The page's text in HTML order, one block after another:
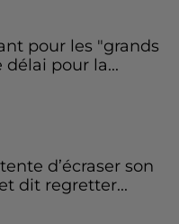
pour les "grands
délai pour la...
d’écraser son
dit regretter...